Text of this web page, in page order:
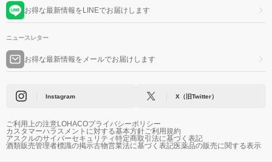
お得な最新情報をLINEでお届けします
ニュースレター
お得な最新情報をメールでお届けします
Instagram X（旧Twitter）
ご利用上の注意LOHACOプライバシーポリシー
カスタマーハラスメントに対する基本方針ご利用規約
アスクルのサイバーセキュリティ特定商取引法に基づく表記
酒類販売管理者標識の掲示古物営業法に基づく表記医薬品の販売に関する表示